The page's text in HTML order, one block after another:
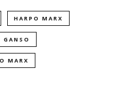
HARPO MARX
GANSO
MARX